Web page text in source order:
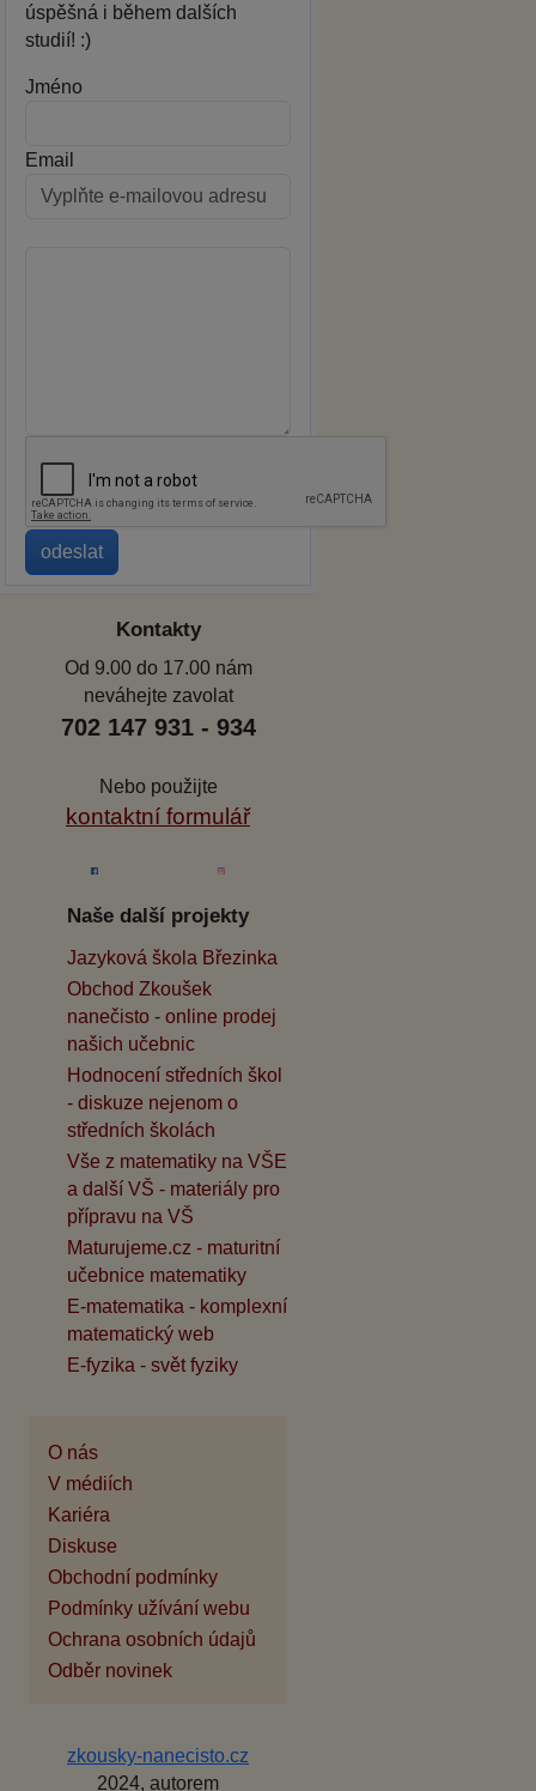
úspěšná i během dalších
studií! :)
Jméno
Email
Kontakty
Od 9.00 do 17.00 nám
neváhejte zavolat
702 147 931 - 934
Nebo použijte
kontaktní formulář
Naše další projekty
Jazyková škola Březinka
Obchod Zkoušek
nanečisto - online prodej
našich učebnic
Hodnocení středních škol
- diskuze nejenom o
středních školách
Vše z matematiky na VŠE
a další VŠ - materiály pro
přípravu na VŠ
Maturujeme.cz - maturitní
učebnice matematiky
E-matematika - komplexní
matematický web
E-fyzika - svět fyziky
O nás
V médiích
Kariéra
Diskuse
Obchodní podmínky
Podmínky užívání webu
Ochrana osobních údajů
Odběr novinek
zkousky-nanecisto.cz
2024, autorem